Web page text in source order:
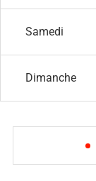
Samedi
Dimanche